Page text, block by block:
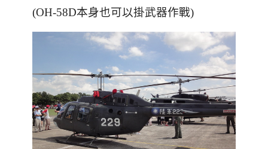
(OH-58D本身也可以掛武器作戰)